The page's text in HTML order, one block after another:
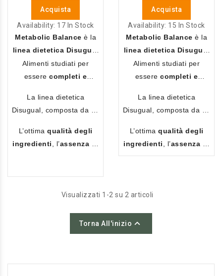
Acquista
Availability: 17 In Stock
Metabolic Balance è la
linea dietetica Disugual
indicata per cani che, a
causa diproblematiche
un’ alimentazione
specifica.
Alimenti studiati per
esserecompleti e
supporto essenziale a tutti
icani con esigenze
nutrizionali particolari
La linea dietetica
Disugual, composta da 10
o 3 gusti, permette di
variare la dieta e
L’ottima qualità degli
ingredienti, l’assenza di
linea Disugual Metabolic
Inoltre, l’aggiunta di
Acquista
Availability: 15 In Stock
Metabolic Balance è la
linea dietetica Disugual
indicata per cani che, a
causa diproblematiche
un’ alimentazione
specifica.
Alimenti studiati per
esserecompleti e
supporto essenziale a tutti
icani con esigenze
nutrizionali particolari
La linea dietetica
Disugual, composta da 10
o 3 gusti, permette di
variare la dieta e
L’ottima qualità degli
ingredienti, l’assenza di
coloranti, appetizzanti e
linea Disugual Metabolic
Inoltre, l’aggiunta di
Visualizzati 1-2 su 2 articoli
Torna All'inizio 